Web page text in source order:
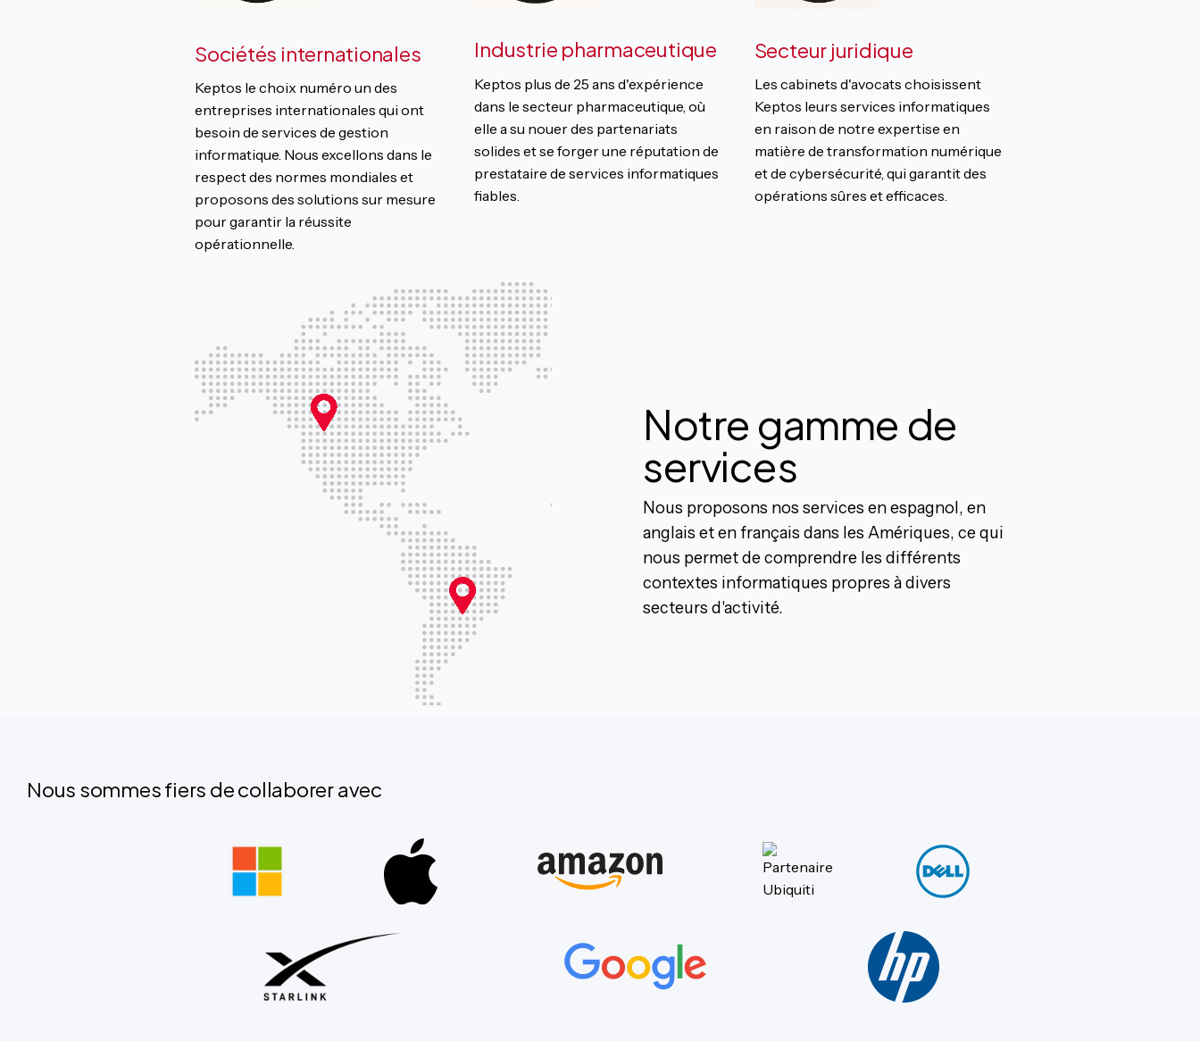
Sociétés internationales
Keptos le choix numéro un des
entreprises internationales qui ont
besoin de services de gestion
informatique. Nous excellons dans le
respect des normes mondiales et
proposons des solutions sur mesure
pour garantir la réussite
opérationnelle.
Industrie pharmaceutique
Keptos plus de 25 ans d'expérience
dans le secteur pharmaceutique, où
elle a su nouer des partenariats
solides et se forger une réputation de
prestataire de services informatiques
fiables.
Secteur juridique
Les cabinets d'avocats choisissent
Keptos leurs services informatiques
en raison de notre expertise en
matière de transformation numérique
et de cybersécurité, qui garantit des
opérations sûres et efficaces.
Notre gamme de
services
Nous proposons nos services en espagnol, en
anglais et en français dans les Amériques, ce qui
nous permet de comprendre les différents
contextes informatiques propres à divers
secteurs d'activité.
Nous sommes fiers de collaborer avec